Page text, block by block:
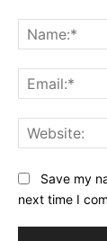
Save my
next time I